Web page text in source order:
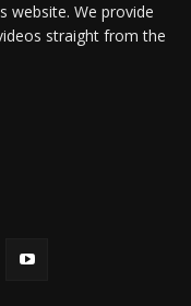
website. We provide
straight from the